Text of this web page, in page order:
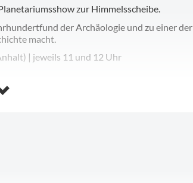
zur Himmelsscheibe.
der Archäologie und zu einer der
macht.
| jeweils 11 und 12 Uhr